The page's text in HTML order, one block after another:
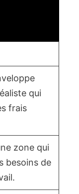
qui
frais
zone qui
besoins de